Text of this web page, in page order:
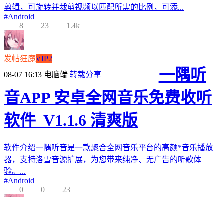
剪辑，可旋转并裁剪视频以匹配所需的比例，可添...
#Android
8
23 1.4k
发帖狂魔VIP2
08-07 16:13 电脑端 转载分享
一隅听
音APP 安卓全网音乐免费收听
软件_V1.1.6 清爽版
软件介绍一隅听音是一款聚合全网音乐平台的高颜*音乐播放
器，支持洛雪音源扩展，为您带来纯净、无广告的听歌体
验。...
#Android
0
0 23